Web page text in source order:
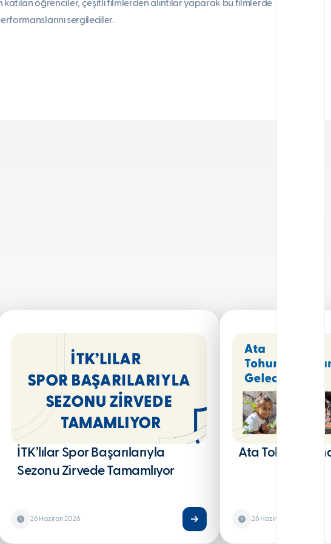
katılan öğrenciler, çeşitli filmlerden alıntılar yaparak bu filmlerde
sergilediler.
İTK’lılar Spor Başarılarıyla
Sezonu Zirvede Tamamlıyor
26 Haziran 2026
Ata
26 Haziran 2026